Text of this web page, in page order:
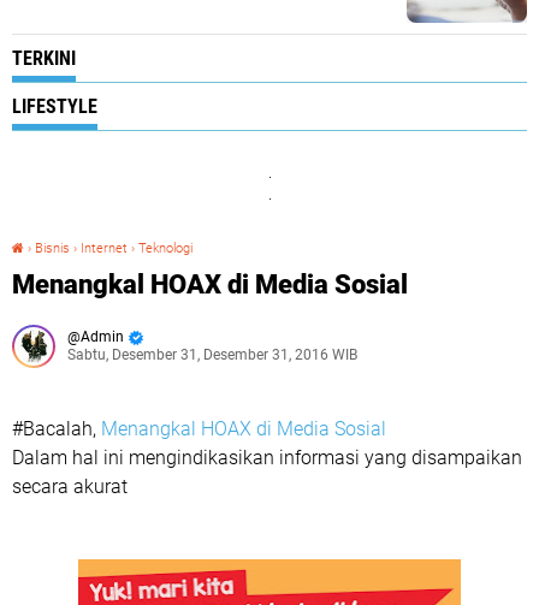
TERKINI
LIFESTYLE
› Bisnis › Internet › Teknologi
Menangkal HOAX di Media Sosial
Admin
Sabtu, Desember 31, Desember 31, 2016 WIB
#Bacalah, Menangkal HOAX di Media Sosial
Dalam hal ini mengindikasikan informasi yang disampaikan
secara akurat